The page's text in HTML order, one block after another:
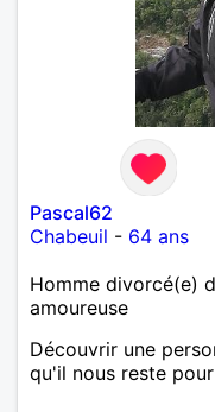
Pascal62
Chabeuil - 64 ans
Homme divorcé(e)
amoureuse
Découvrir une
qu'il nous reste